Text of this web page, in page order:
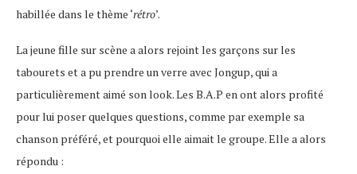
habillée dans le thème ‘rétro’.
La jeune fille sur scène a alors rejoint les garçons sur les
tabourets et a pu prendre un verre avec Jongup, qui a
particulièrement aimé son look. Les B.A.P en ont alors profité
pour lui poser quelques questions, comme par exemple sa
chanson préféré, et pourquoi elle aimait le groupe. Elle a alors
répondu :